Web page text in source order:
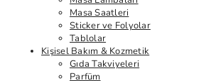
Masa Saatleri
Sticker ve Folyolar
Tablolar
Kişisel Bakım & Kozmetik
Gıda Takviyeleri
Parfüm